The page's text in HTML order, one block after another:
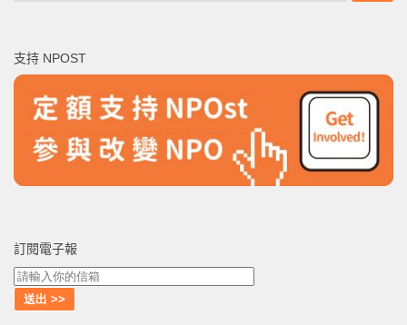
字:
支持 NPOST
訂閱電子報